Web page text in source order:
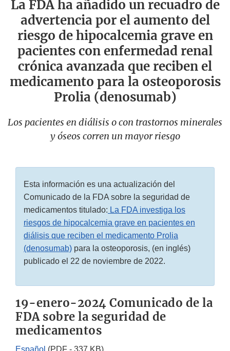
La FDA ha añadido un recuadro de
advertencia por el aumento del
riesgo de hipocalcemia grave en
pacientes con enfermedad renal
crónica avanzada que reciben el
medicamento para la osteoporosis
Prolia (denosumab)
Los pacientes en diálisis o con trastornos minerales
y óseos corren un mayor riesgo
Esta información es una actualización del
Comunicado de la FDA sobre la seguridad de
medicamentos titulado: La FDA investiga los
riesgos de hipocalcemia grave en pacientes en
diálisis que reciben el medicamento Prolia
(denosumab) para la osteoporosis, (en inglés)
publicado el 22 de noviembre de 2022.
19-enero-2024 Comunicado de la
FDA sobre la seguridad de
medicamentos